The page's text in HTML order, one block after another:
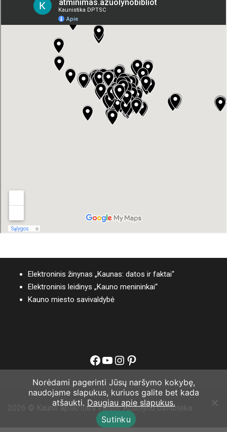
Elektroninis žinynas „Kaunas: datos ir faktai“
Elektroninis leidinys „Kauno menininkai“
Kauno miesto savivaldybė
Facebook
YouTube
Instagram
Pinterest
2026 © Kauno apskrities viešoji Ąžuolyno biblioteka
Norėdami pagerinti Jūsų naršymo kokybę,
naudojame slapukus, kuriuos galite bet kada
atšaukti. Daugiau apie slapukus.
Sutinku